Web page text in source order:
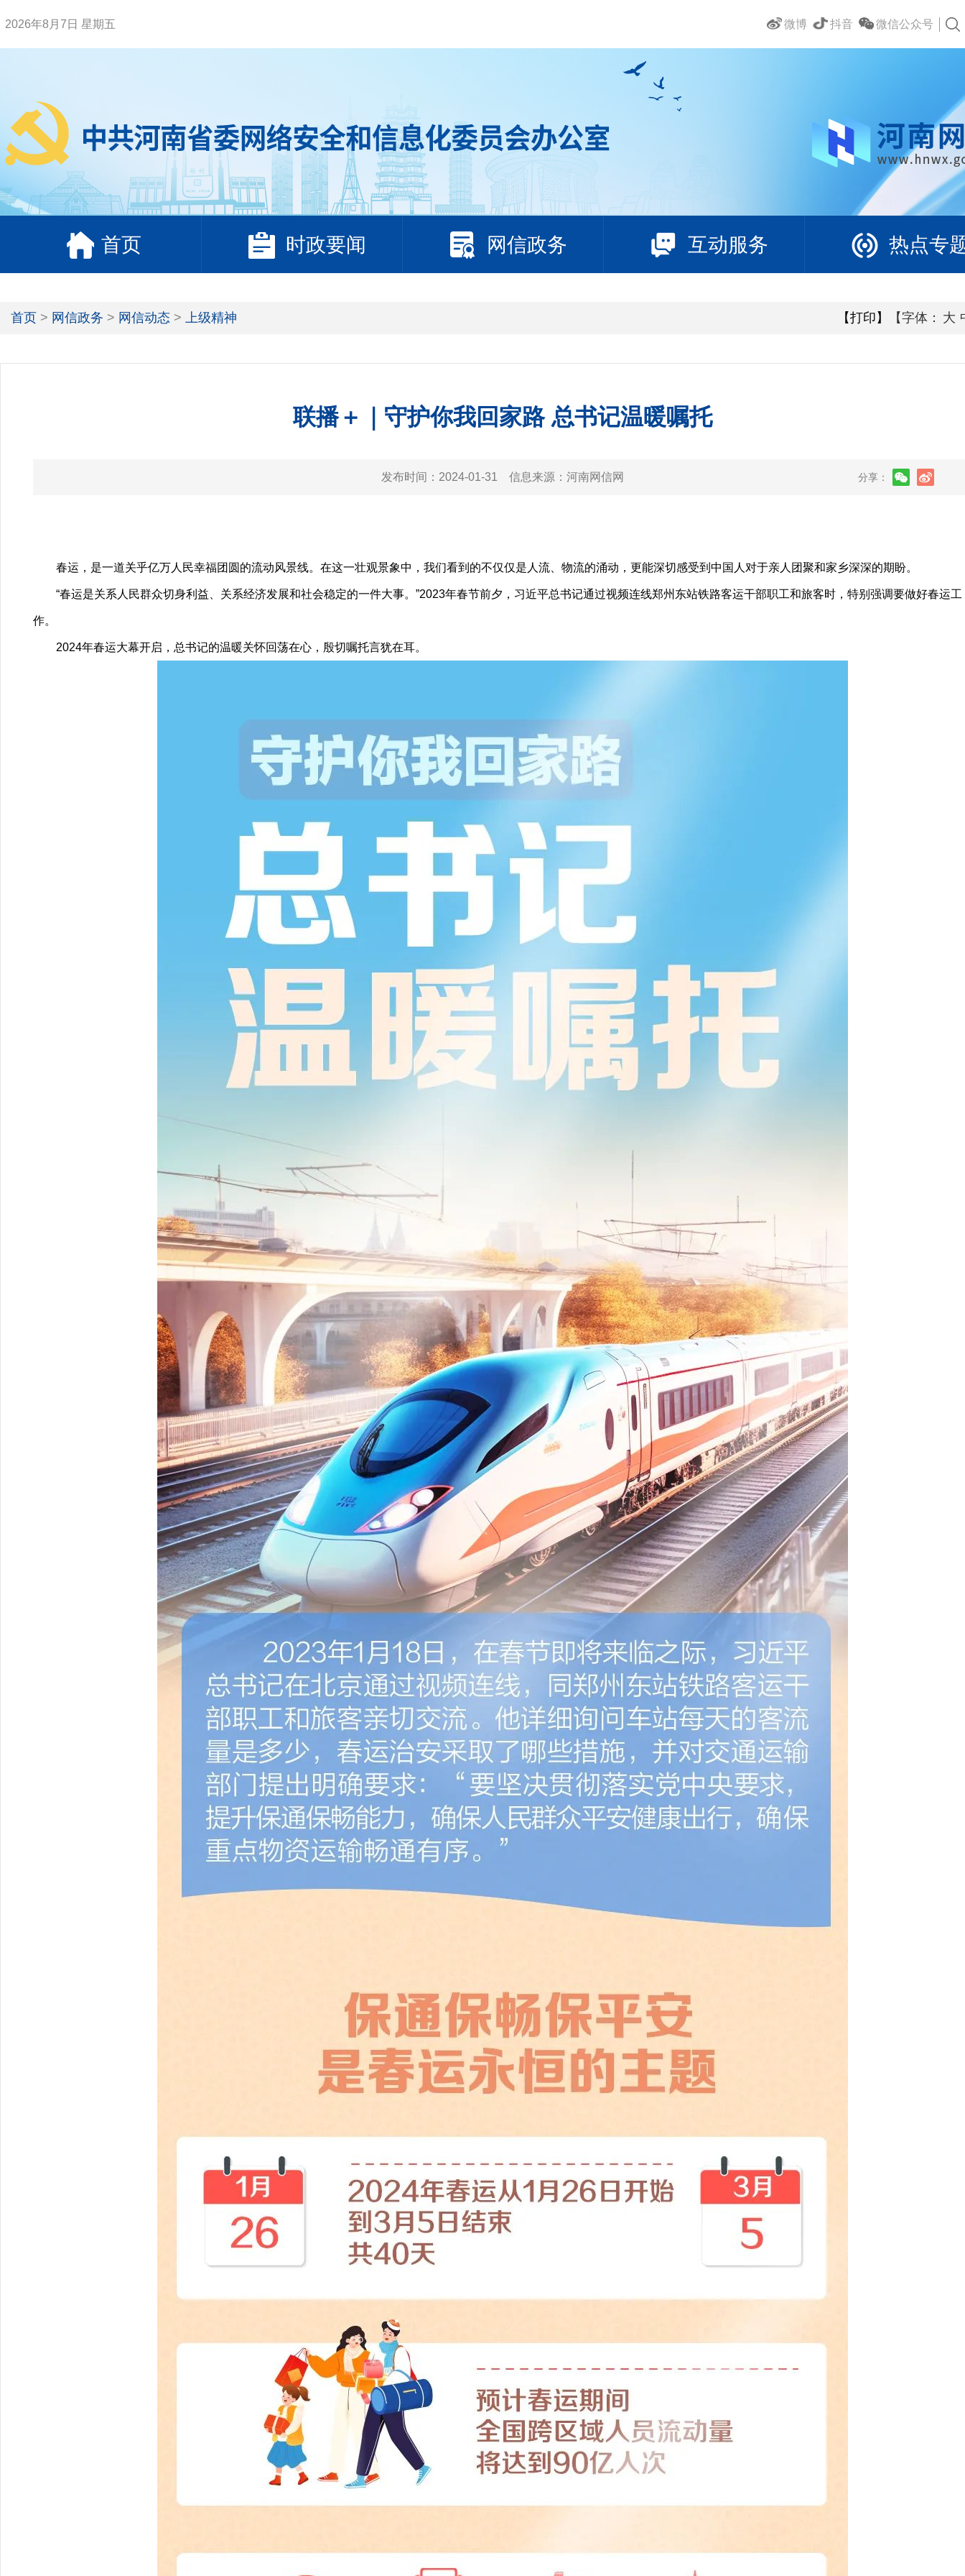
2026年8月7日 星期五 微信公众号
抖音
微博
首页 时政要闻 网信政务 互动服务 热点专
首页 > 网信政务 > 网信动态 > 上级精神 【打印】 【字体： 大
联播＋｜守护你我回家路 总书记温暖嘱托
发布时间： 2024-01-31 信息来源： 河南网信网 分享：
春运，是一道关乎亿万人民幸福团圆的流动风景线。在这一壮观景象中，我们看到的不仅仅是人流、物流的涌动，更能深切感受到中国人对于亲人团聚和家乡深深的期盼。
“春运是关系人民群众切身利益、关系经济发展和社会稳定的一件大事。”2023年春节前夕，习近平总书记通过视频连线郑州东站铁路客运干部职工和旅客时，特别强调要做好春运工
作。
2024年春运大幕开启，总书记的温暖关怀回荡在心，殷切嘱托言犹在耳。